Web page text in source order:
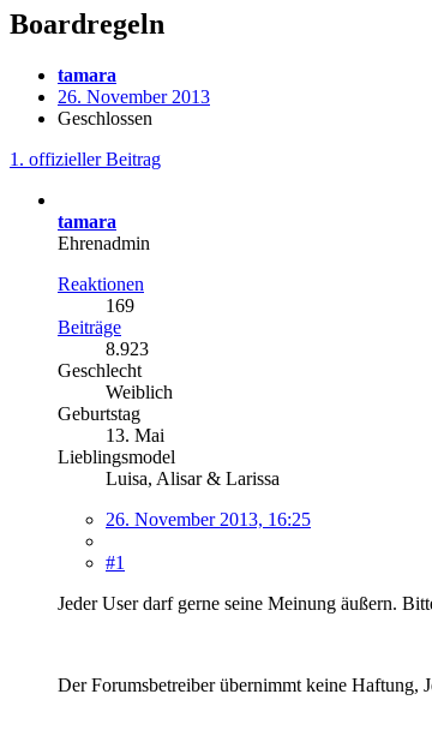
Boardregeln
tamara
26. November 2013
Geschlossen
1. offizieller Beitrag
tamara
Ehrenadmin
Reaktionen
169
Beiträge
8.923
Geschlecht
Weiblich
Geburtstag
13. Mai
Lieblingsmodel
Luisa, Alisar & Larissa
26. November 2013, 16:25
#1
Jeder User darf gerne seine Meinung äußern.
Der Forumsbetreiber übernimmt keine Haftung,